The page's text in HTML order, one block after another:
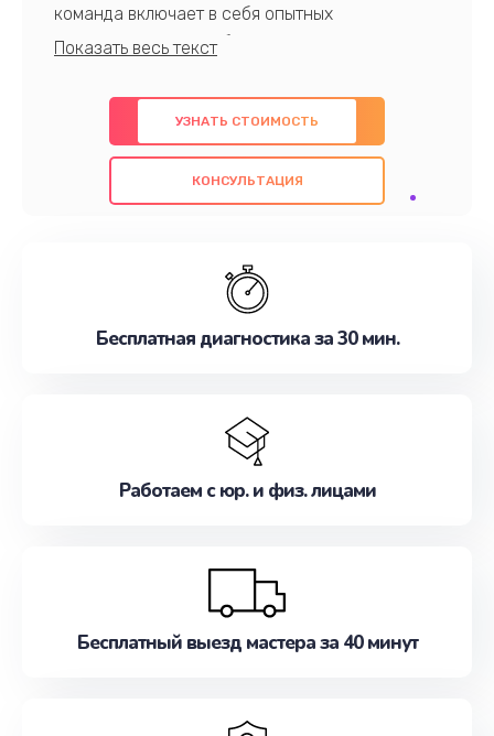
команда включает в себя опытных
профессионалов с обширными знаниями и
предлагаем быстрый и качественный ремонт с
использованием оригинальных компонентов, а
также гарантируем качество всех
проведенных работ. Наша цель - предоставить
наилучшим образом. Не медлите записаться на
УЗНАТЬ СТОИМОСТЬ
КОНСУЛЬТАЦИЯ
Бесплатная диагностика за 30 мин.
Работаем с юр. и физ. лицами
Бесплатный выезд мастера за 40 минут